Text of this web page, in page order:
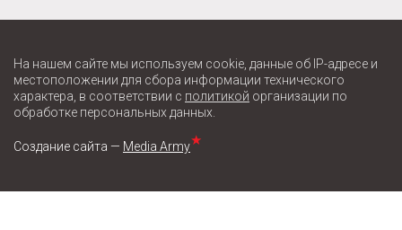
На нашем сайте мы используем cookie, данные об IP-адресе и
местоположении для сбора информации технического
характера, в соответствии с политикой организации по
обработке персональных данных.
Создание сайта — Media Army★